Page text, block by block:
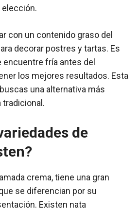
con un contenido graso del
decorar postres y tartas. Es
encuentre fría antes del
los mejores resultados. Esta
una alternativa más
tradicional.
de
crema, tiene una gran
se diferencian por su
Existen nata